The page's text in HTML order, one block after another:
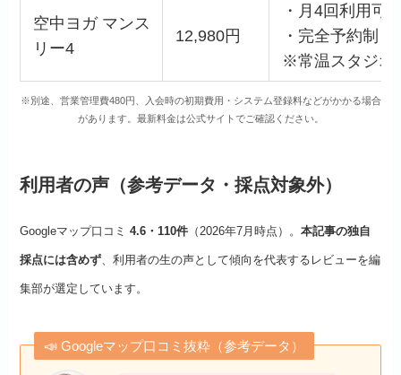
空中ヨガ マンス
リー4
12,980円
・月4回利用可
・完全予約制
※常温スタジオ
※別途、営業管理費480円、入会時の初期費用・システム登録料などがかかる場合
があります。最新料金は公式サイトでご確認ください。
利用者の声（参考データ・採点対象外）
Googleマップ口コミ4.6・ 110件 （2026年7月時点）。本記事の独自
採点には含めず 、利用者の生の声として傾向を代表するレビューを編
集部が選定しています。
📣 Googleマップ口コミ抜粋（参考データ）